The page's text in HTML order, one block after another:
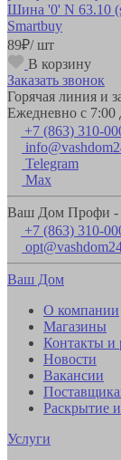
Шина '0' N 63.10
Smartbuy
89₽/ шт
В корзину
Заказать звонок
Горячая линия и
Ежедневно с 7:00
+7 (863) 310-
Telegram
Max
Ваш Дом Профи -
+7 (863) 310-
Ваш Дом
О компании
Магазины
Контакты и
Новости
Вакансии
Раскрытие
Услуги